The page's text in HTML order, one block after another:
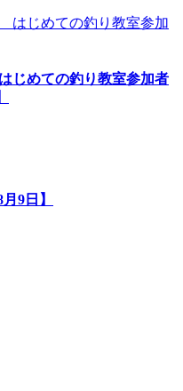
じめての釣り教室参加者
9日】